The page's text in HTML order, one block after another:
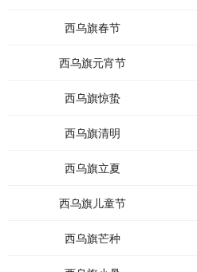
西乌旗春节
西乌旗元宵节
西乌旗惊蛰
西乌旗清明
西乌旗立夏
西乌旗儿童节
西乌旗芒种